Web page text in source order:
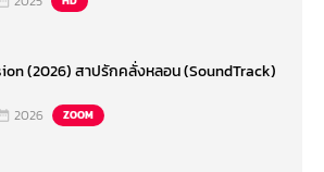
(2026) สาปรักคลั่งหลอน (SoundTrack)
2026 ZOOM